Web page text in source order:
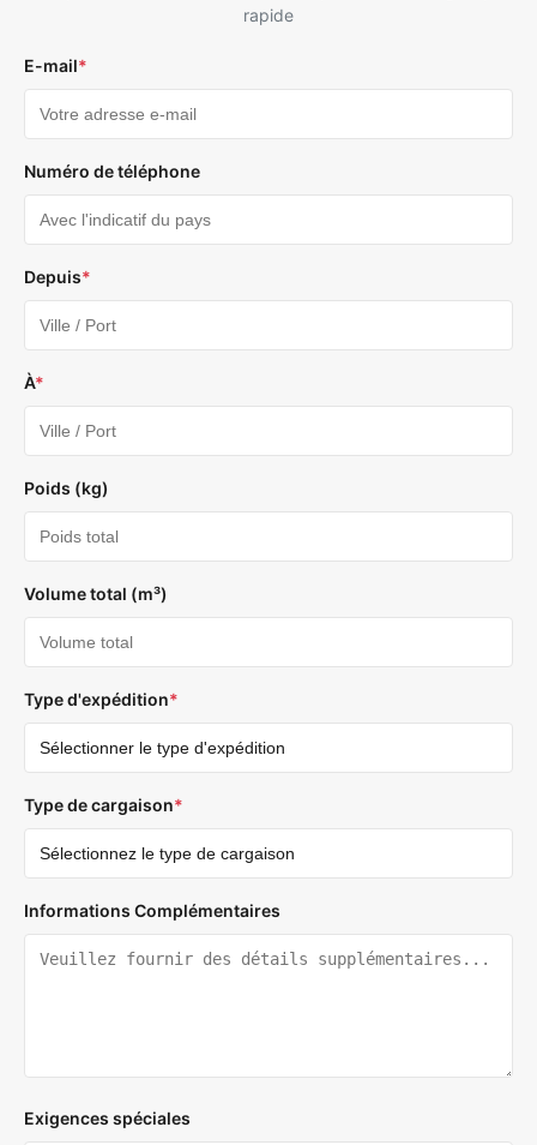
rapide
E-mail*
Numéro de téléphone
Depuis*
À*
Poids (kg)
Volume total (m³)
Type d'expédition*
Type de cargaison*
Informations Complémentaires
Exigences spéciales